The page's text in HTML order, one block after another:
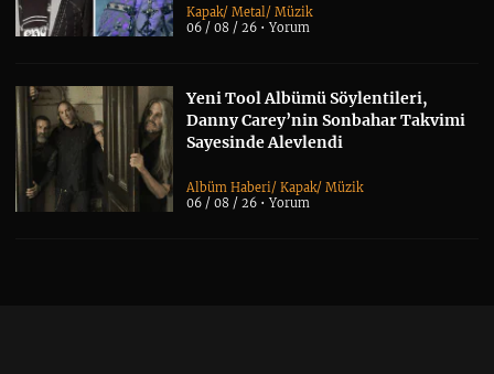
Kapak/Metal /Müzik
06 / 08 / 26 •Yorum
Yeni Tool Albümü Söylentileri,
Danny Carey’nin Sonbahar Takvimi
Sayesinde Alevlendi
Albüm Haberi/Kapak/Müzik
06 / 08 / 26 •Yorum